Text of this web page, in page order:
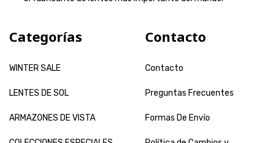
Categorías
WINTER SALE
LENTES DE SOL
ARMAZONES DE VISTA
Contacto
Contacto
Preguntas Frecuentes
Formas De Envío